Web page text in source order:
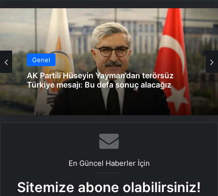
Genel
AK Partili Hüseyin Yayman’dan terörsüz
Türkiye mesajı: Bu defa sonuç alacağız
Genel
En Güncel Haberler İçin
Sitemize abone olabilirsiniz!